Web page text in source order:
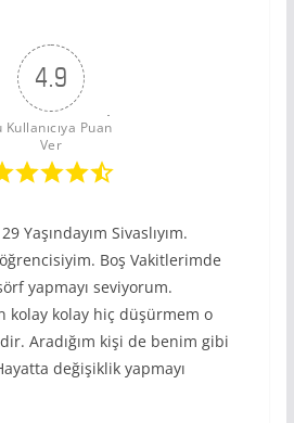
4.9
Kullanıcıya Puan
Ver
Yaşındayım Sivaslıyım.
Boş Vakitlerimde
yapmayı seviyorum.
kolay kolay hiç düşürmem o
Aradığım kişi de benim gibi
değişiklik yapmayı